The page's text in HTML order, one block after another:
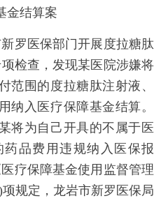
金结算案
罗医保部门开展度拉糖肽
检查，发现某医院涉嫌将
范围的度拉糖肽注射液、
纳入医疗保障基金结算。
将为自己开具的不属于医
品费用违规纳入医保报
疗保障基金使用监督管理
规定，龙岩市新罗医保局